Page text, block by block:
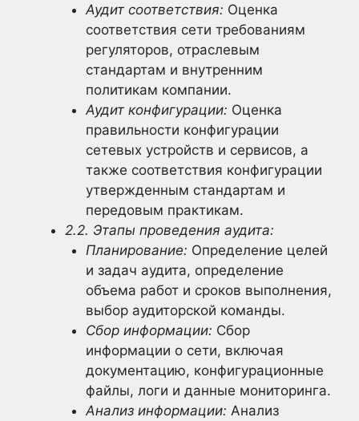
Аудит соответствия: Оценка
соответствия сети требованиям
регуляторов, отраслевым
стандартам и внутренним
политикам компании.
Аудит конфигурации: Оценка
правильности конфигурации
сетевых устройств и сервисов, а
также соответствия конфигурации
утвержденным стандартам и
передовым практикам.
2.2. Этапы проведения аудита:
Планирование: Определение целей
и задач аудита, определение
объема работ и сроков выполнения,
выбор аудиторской команды.
Сбор информации: Сбор
информации о сети, включая
документацию, конфигурационные
файлы, логи и данные мониторинга.
Анализ информации: Анализ